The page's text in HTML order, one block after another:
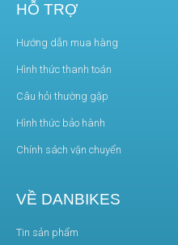
HỖ TRỢ
Hướng dẫn mua hàng
Hình thức thanh toán
Câu hỏi thường gặp
Hình thức bảo hành
Chính sách vận chuyển
VỀ DANBIKES
Tin sản phẩm